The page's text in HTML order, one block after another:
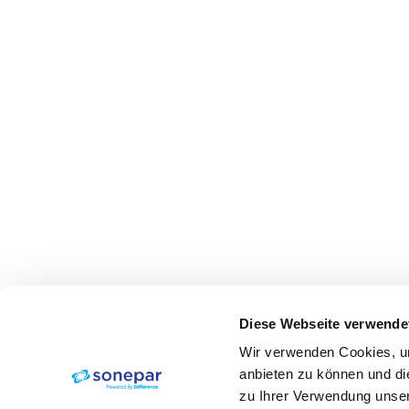
Diese Webseite
Wir verwenden Cookies,
anbieten zu können und
zu Ihrer Verwendung